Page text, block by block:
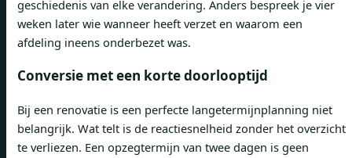
geschiedenis van elke verandering. Anders bespreek je vier
weken later wie wanneer heeft verzet en waarom een ​​
afdeling ineens onderbezet was.
Conversie met een korte doorlooptijd
Bij een renovatie is een perfecte langetermijnplanning niet
belangrijk. Wat telt is de reactiesnelheid zonder het overzicht
te verliezen. Een opzegtermijn van twee dagen is geen